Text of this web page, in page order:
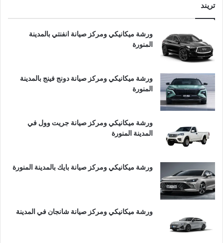
تريند
ورشة ميكانيكي ومركز صيانة انفنتي بالمدينة
المنورة
ورشة ميكانيكي ومركز صيانة دونج فينج بالمدينة
المنورة
ورشة ميكانيكي ومركز صيانة جريت وول في
المدينة المنورة
ورشة ميكانيكي ومركز صيانة بايك بالمدينة المنورة
ورشة ميكانيكي ومركز صيانة شانجان في المدينة